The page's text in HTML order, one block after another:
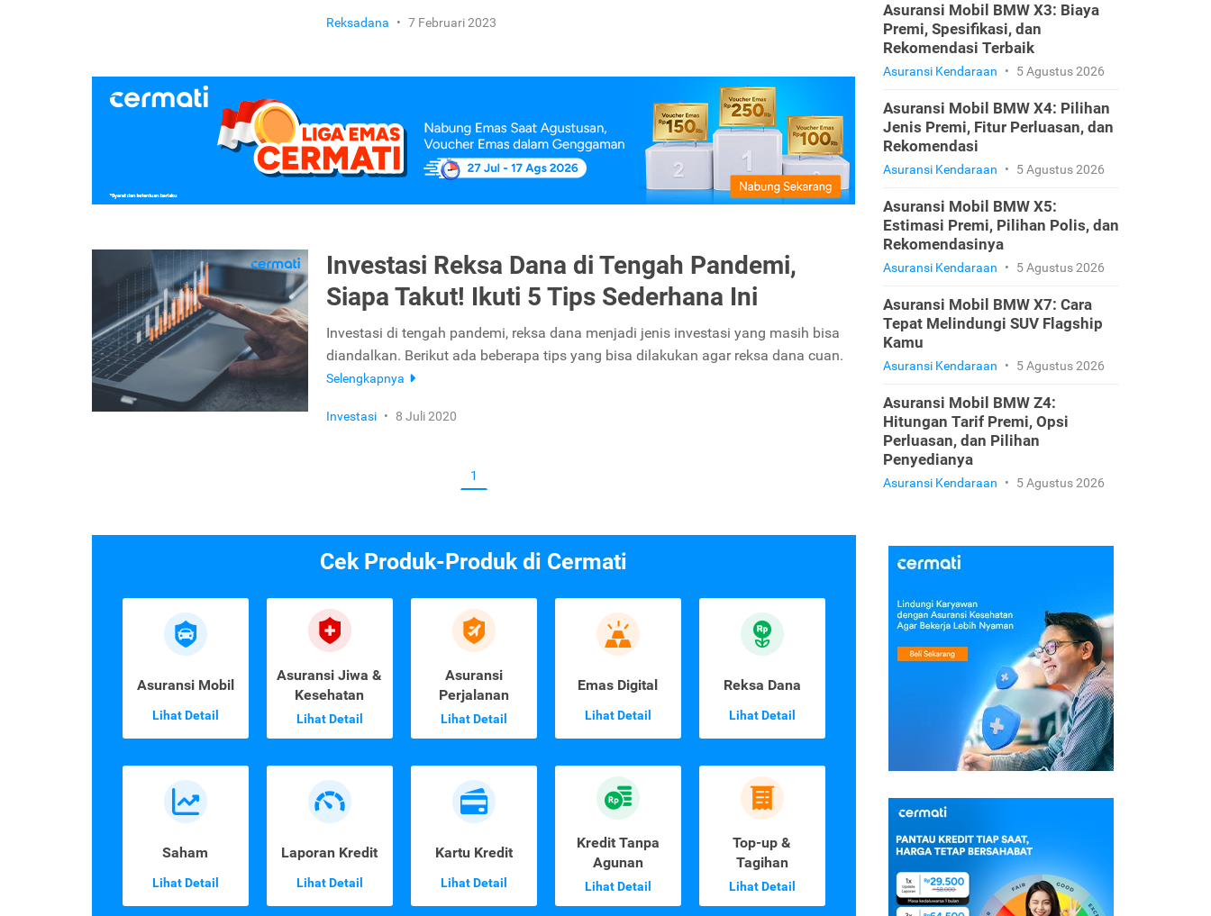
Reksadana • 7 Februari 2023
Investasi Reksa Dana di Tengah Pandemi,
Siapa Takut! Ikuti 5 Tips Sederhana Ini
Investasi di tengah pandemi, reksa dana menjadi jenis investasi yang masih bisa
diandalkan. Berikut ada beberapa tips yang bisa dilakukan agar reksa dana cuan.
Selengkapnya
Investasi • 8 Juli 2020
1
Cek Produk-Produk di Cermati
Asuransi Mobil
Lihat Detail
Asuransi Jiwa &
Kesehatan
Lihat Detail
Asuransi
Perjalanan
Lihat Detail
Emas Digital
Lihat Detail
Reksa Dana
Lihat Detail
Saham
Lihat Detail
Laporan Kredit
Lihat Detail
Kartu Kredit
Lihat Detail
Kredit Tanpa
Agunan
Lihat Detail
Top-up &
Tagihan
Lihat Detail
Asuransi Mobil BMW X3: Biaya
Premi, Spesifikasi, dan
Rekomendasi Terbaik
Asuransi Kendaraan • 5 Agustus 2026
Asuransi Mobil BMW X4: Pilihan
Jenis Premi, Fitur Perluasan, dan
Rekomendasi
Asuransi Kendaraan • 5 Agustus 2026
Asuransi Mobil BMW X5:
Estimasi Premi, Pilihan Polis, dan
Rekomendasinya
Asuransi Kendaraan • 5 Agustus 2026
Asuransi Mobil BMW X7: Cara
Tepat Melindungi SUV Flagship
Kamu
Asuransi Kendaraan • 5 Agustus 2026
Asuransi Mobil BMW Z4:
Hitungan Tarif Premi, Opsi
Perluasan, dan Pilihan
Penyedianya
Asuransi Kendaraan • 5 Agustus 2026